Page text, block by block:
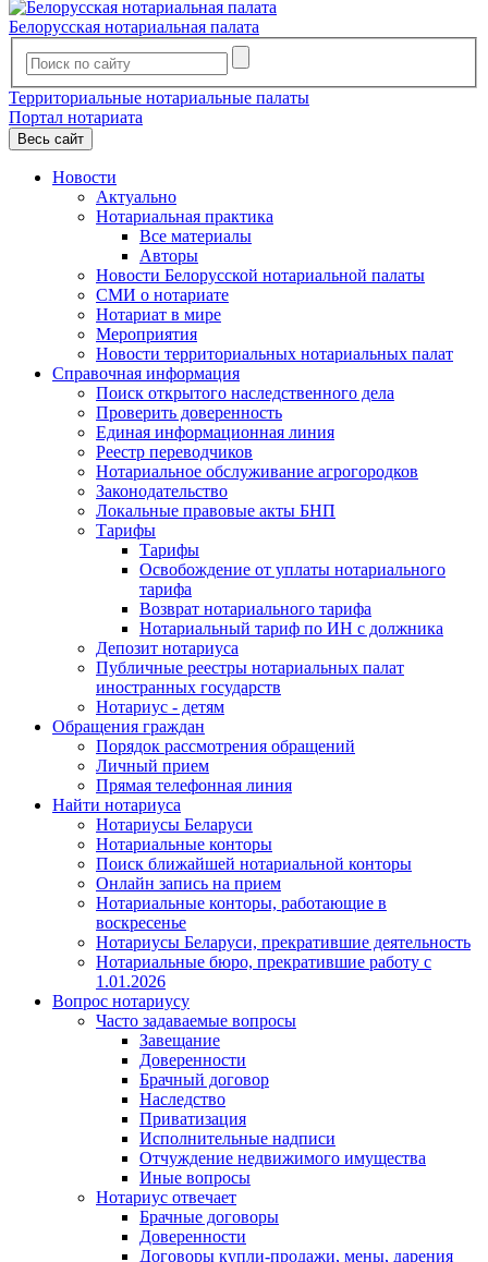
Белорусская нотариальная палата
Территориальные нотариальные палаты
Портал нотариата
Весь сайт
Новости
Актуально
Нотариальная практика
Все материалы
Авторы
Новости Белорусской нотариальной палаты
СМИ о нотариате
Нотариат в мире
Мероприятия
Новости территориальных нотариальных палат
Справочная информация
Поиск открытого наследственного дела
Проверить доверенность
Единая информационная линия
Реестр переводчиков
Нотариальное обслуживание агрогородков
Законодательство
Локальные правовые акты БНП
Тарифы
Тарифы
Освобождение от уплаты нотариального
тарифа
Возврат нотариального тарифа
Нотариальный тариф по ИН с должника
Депозит нотариуса
Публичные реестры нотариальных палат
иностранных государств
Нотариус - детям
Обращения граждан
Порядок рассмотрения обращений
Личный прием
Прямая телефонная линия
Найти нотариуса
Нотариусы Беларуси
Нотариальные конторы
Поиск ближайшей нотариальной конторы
Онлайн запись на прием
Нотариальные конторы, работающие в
воскресенье
Нотариусы Беларуси, прекратившие деятельность
Нотариальные бюро, прекратившие работу с
1.01.2026
Вопрос нотариусу
Часто задаваемые вопросы
Завещание
Доверенности
Брачный договор
Наследство
Приватизация
Исполнительные надписи
Отчуждение недвижимого имущества
Иные вопросы
Нотариус отвечает
Брачные договоры
Доверенности
Договоры купли-продажи, мены, дарения